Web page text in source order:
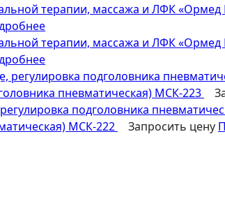
«Ормед
«Ормед
пневматическая) МСК-223
МСК-222
Запросить цену